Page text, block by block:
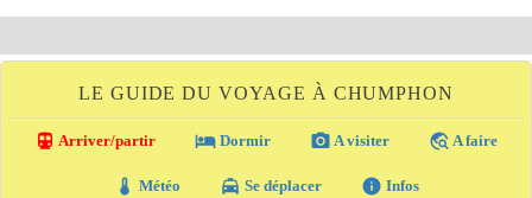
LE GUIDE DU VOYAGE À CHUMPHON
directions_transit Arriver/partir local_hotel Dormir photo_camera A visiter travel_explore A faire
thermostat Météo local_taxi Se déplacer info Infos